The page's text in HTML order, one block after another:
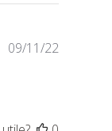
Date
09/11/22